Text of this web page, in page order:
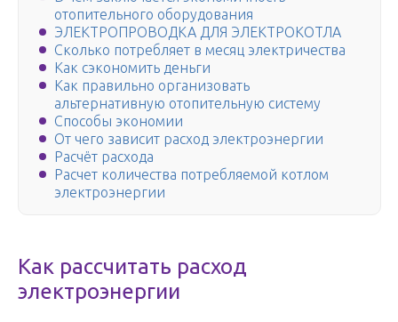
отопительного оборудования
ЭЛЕКТРОПРОВОДКА ДЛЯ ЭЛЕКТРОКОТЛА
Сколько потребляет в месяц электричества
Как сэкономить деньги
Как правильно организовать
альтернативную отопительную систему
Способы экономии
От чего зависит расход электроэнергии
Расчёт расхода
Расчет количества потребляемой котлом
электроэнергии
Как рассчитать расход
электроэнергии